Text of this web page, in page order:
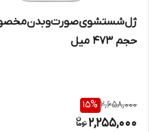
حجم ۴۷۳ میل
2,658,000
15%
2,255,000